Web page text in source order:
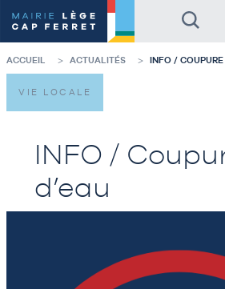
au
contenu
de
la
page
au
pied
de
page
ACCUEIL ACTUALITÉS INFO / COUPURE
INFO /
d’eau
VIE LOCALE